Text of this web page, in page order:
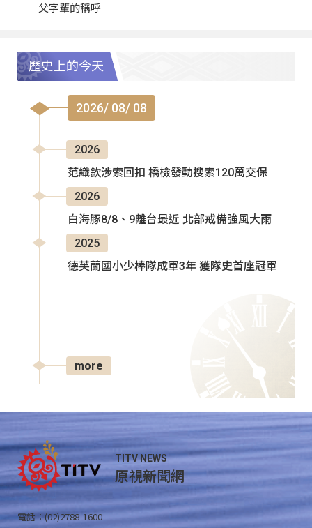
父字輩的稱呼
歷史上的今天
2026/ 08/ 08
2026
范織欽涉索回扣 橋檢發動搜索120萬交保
2026
白海豚8/8、9離台最近 北部戒備強風大雨
2025
德芙蘭國小少棒隊成軍3年 獲隊史首座冠軍
more
TITV NEWS
原視新聞網
電話：(02)2788-1600